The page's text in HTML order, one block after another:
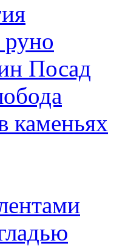
руно
Посад
каменьях